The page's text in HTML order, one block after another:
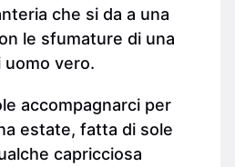
che si da a una
le sfumature di una
uomo vero.
accompagnarci per
estate, fatta di sole
capricciosa